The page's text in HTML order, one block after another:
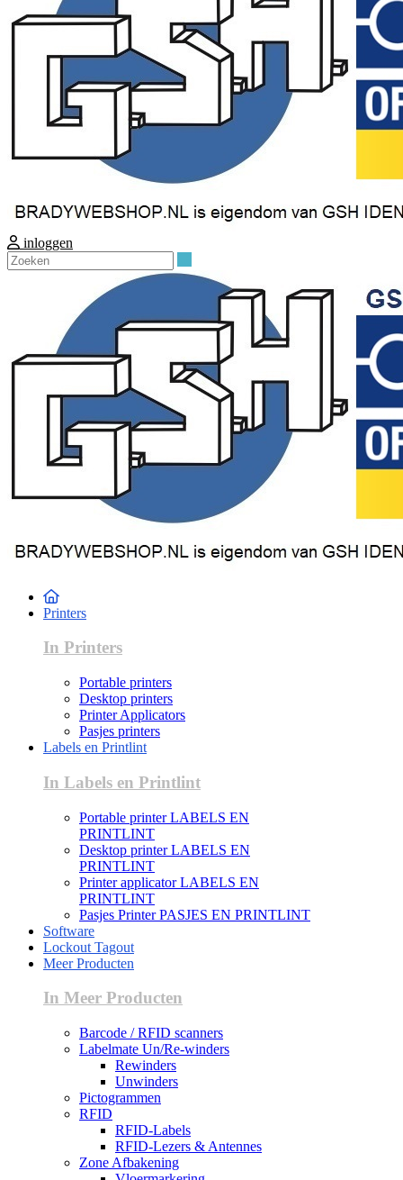
inloggen
Printers
In Printers
Portable printers
Desktop printers
Printer Applicators
Pasjes printers
Labels en Printlint
In Labels en Printlint
Portable printer LABELS EN
PRINTLINT
Desktop printer LABELS EN
PRINTLINT
Printer applicator LABELS EN
PRINTLINT
Pasjes Printer PASJES EN PRINTLINT
Software
Lockout Tagout
Meer Producten
In Meer Producten
Barcode / RFID scanners
Labelmate Un/Re-winders
Rewinders
Unwinders
Pictogrammen
RFID
RFID-Labels
RFID-Lezers & Antennes
Zone Afbakening